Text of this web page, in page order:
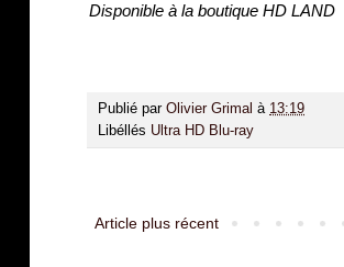
Disponible à la boutique HD LAND
Publié par Olivier Grimal à 13:19
Libéllés Ultra HD Blu-ray
Article plus récent